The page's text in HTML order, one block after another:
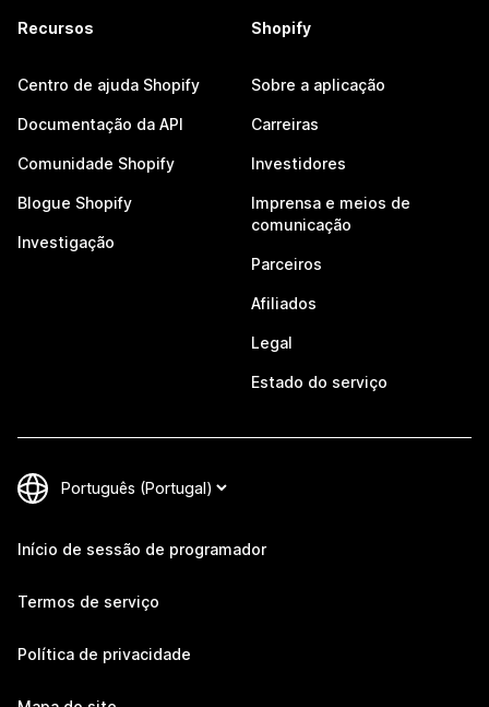
Recursos
Centro de ajuda Shopify
Documentação da API
Comunidade Shopify
Blogue Shopify
Investigação
Shopify
Sobre a aplicação
Carreiras
Investidores
Imprensa e meios de
comunicação
Parceiros
Afiliados
Legal
Estado do serviço
Início de sessão de programador
Termos de serviço
Política de privacidade